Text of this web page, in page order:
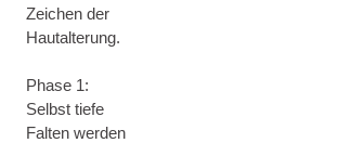
Zeichen der
Hautalterung.
Phase 1:
Selbst tiefe
Falten werden